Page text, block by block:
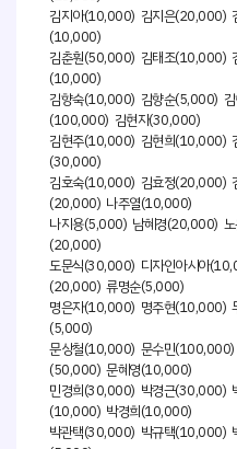
김지아(10,000) 김지은(20,000)
(10,000)
김춘훤(50,000) 김태조(10,000)
(10,000)
김향숙(10,000) 김향순(5,000)
(100,000) 김현자(30,000)
김현주(10,000) 김현희(10,000)
(30,000)
김호숙(10,000) 김효정(20,000)
(20,000) 나주열(10,000)
나지용(5,000) 남혜경(20,000)
(20,000)
도문식(30,000) 디자인아시아
(20,000) 류명순(5,000)
명은자(10,000) 명주현(10,000)
(5,000)
문상철(10,000) 문수민
(50,000) 문혜영(10,000)
민경희(30,000) 박경근(30,000)
(10,000) 박경희(10,000)
박관택(30,000) 박규택(10,000)